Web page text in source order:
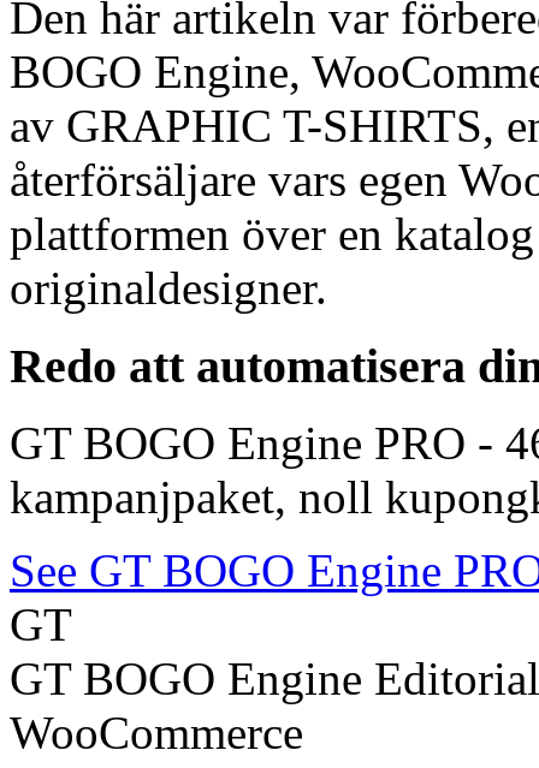
Den här artikeln var
BOGO Engine,
av GRAPHIC T-SHIRTS,
återförsäljare vars egen
plattformen över en
originaldesigner.
Redo att automatisera
GT BOGO Engine PRO -
kampanjpaket, noll
See GT BOGO Engine
GT
GT BOGO Engine
WooCommerce